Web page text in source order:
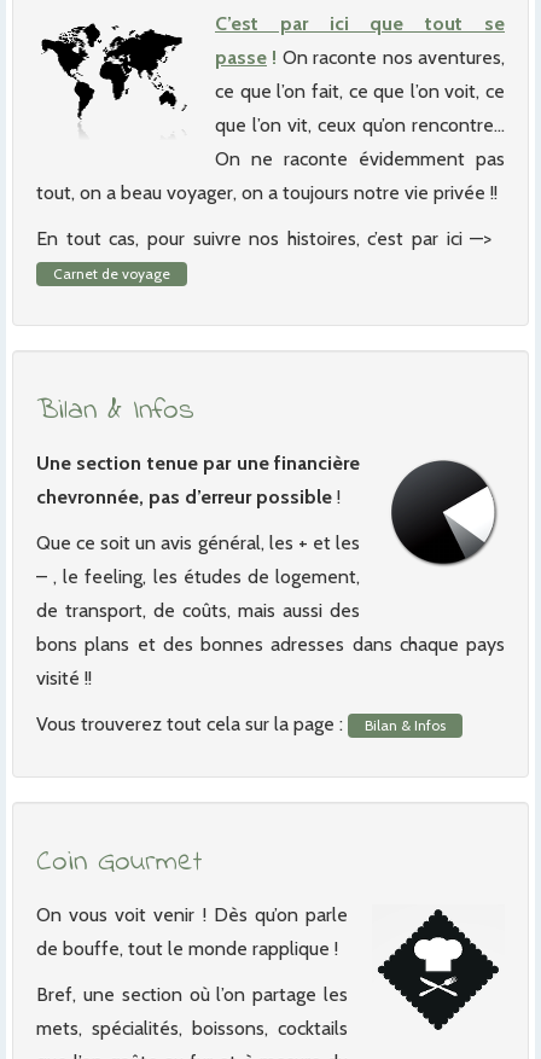
C’est par ici que tout se
passe ! On raconte nos aventures,
ce que l’on fait, ce que l’on voit, ce
que l’on vit, ceux qu’on rencontre…
On ne raconte évidemment pas
tout, on a beau voyager, on a toujours notre vie privée !!
En tout cas, pour suivre nos histoires, c’est par ici —>
Carnet de voyage
Bilan & Infos
Une section tenue par une financière
chevronnée, pas d’erreur possible !
Que ce soit un avis général, les + et les
– , le feeling, les études de logement,
de transport, de coûts, mais aussi des
bons plans et des bonnes adresses dans chaque pays
visité !!
Vous trouverez tout cela sur la page :
Bilan & Infos
Coin Gourmet
On vous voit venir ! Dès qu’on parle
de bouffe, tout le monde rapplique !
Bref, une section où l’on partage les
mets, spécialités, boissons, cocktails